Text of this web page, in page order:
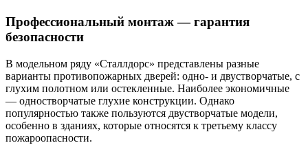
Профессиональный монтаж — гарантия
безопасности
В модельном ряду «Сталлдорс» представлены разные
варианты противопожарных дверей: одно- и двустворчатые, с
глухим полотном или остекленные. Наиболее экономичные
— одностворчатые глухие конструкции. Однако
популярностью также пользуются двустворчатые модели,
особенно в зданиях, которые относятся к третьему классу
пожароопасности.